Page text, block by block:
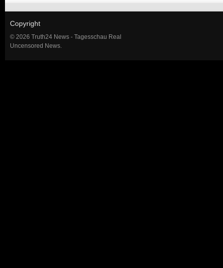
Copyright
© 2026 Truth24 News - Tagesschau Real
Uncensored News.